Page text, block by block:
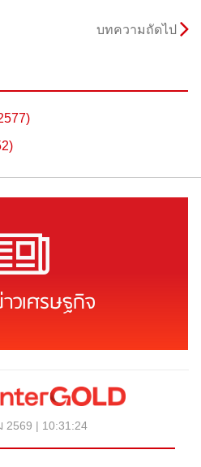
บทความถัดไป
วเศรษฐกิจ
2569 | 10:31:24